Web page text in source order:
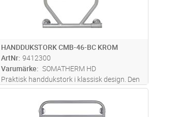
HANDDUKSTORK CMB-46-BC KROM
ArtNr 9412300
Varumärke
SOMATHERM HD
Praktisk handdukstork i klassisk design. Den
sköna känslan av torra, varma handdukar
efter ett bad eller dusch kan egentligen aldrig
beskrivas, den ska upplevas. BC styrningen
ST Lägg i kundvagn